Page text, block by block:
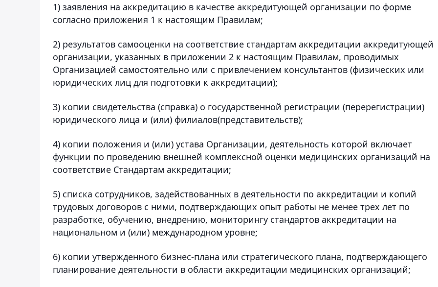
1) заявления на аккредитацию в качестве аккредитующей организации по форме
согласно приложения 1 к настоящим Правилам;
2) результатов самооценки на соответствие стандартам аккредитации аккредитующей
организации, указанных в приложении 2 к настоящим Правилам, проводимых
Организацией самостоятельно или с привлечением консультантов (физических или
юридических лиц для подготовки к аккредитации);
3) копии свидетельства (справка) о государственной регистрации (перерегистрации)
юридического лица и (или) филиалов(представительств);
4) копии положения и (или) устава Организации, деятельность которой включает
функции по проведению внешней комплексной оценки медицинских организаций на
соответствие Стандартам аккредитации;
5) списка сотрудников, задействованных в деятельности по аккредитации и копий
трудовых договоров с ними, подтверждающих опыт работы не менее трех лет по
разработке, обучению, внедрению, мониторингу стандартов аккредитации на
национальном и (или) международном уровне;
6) копии утвержденного бизнес-плана или стратегического плана, подтверждающего
планирование деятельности в области аккредитации медицинских организаций;